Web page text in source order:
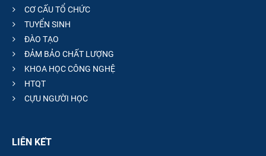
CƠ CẤU TỔ CHỨC
TUYỂN SINH
ĐÀO TẠO
ĐẢM BẢO CHẤT LƯỢNG
KHOA HỌC CÔNG NGHỆ
HTQT
CỰU NGƯỜI HỌC
LIÊN KẾT